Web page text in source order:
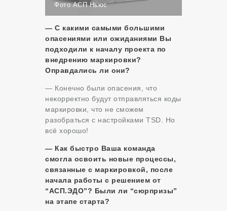
Фото АСП Ньюс
— С какими самыми большими
опасениями или ожиданиями Вы
подходили к началу проекта по
внедрению маркировки?
Оправдались ли они?
— Конечно были опасения, что
некорректно будут отправляться коды
маркировки, что не сможем
разобраться с настройками TSD. Но
всё хорошо!
— Как быстро Ваша команда
смогла освоить новые процессы,
связанные с маркировкой, после
начала работы с решением от
“АСП.ЭДО”? Были ли “сюрпризы”
на этапе старта?